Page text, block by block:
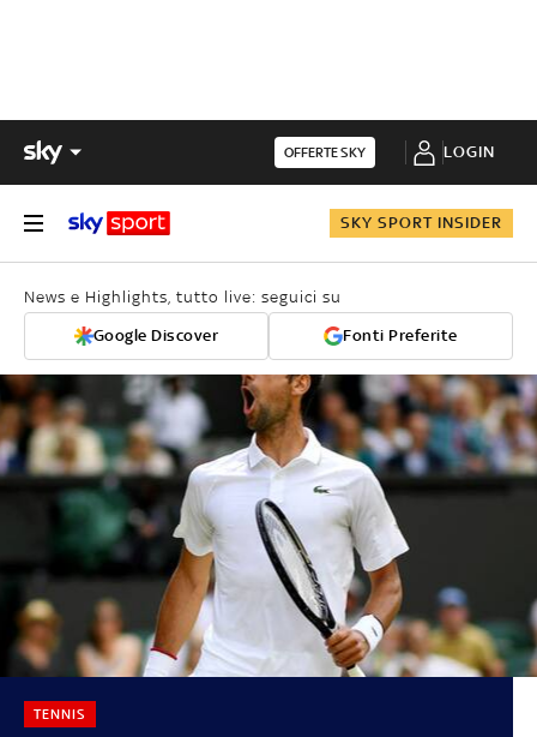
OFFERTE SKY LOGIN
SKY SPORT INSIDER
News e Highlights, tutto live: seguici su
Google Discover Fonti Preferite
TENNIS